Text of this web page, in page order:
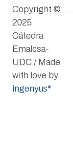
Copyright ©
2025
Cátedra
Emalcsa-
UDC / Made
with love by
ingenyus*